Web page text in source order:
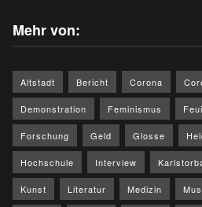
Mehr von:
Altstadt Bericht Corona
Demonstration Feminismus
Forschung Geld Glosse
Hochschule Interview
Kunst Literatur Medizin